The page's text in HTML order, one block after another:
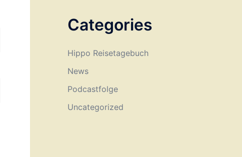
Categories
Hippo Reisetagebuch
News
Podcastfolge
Uncategorized